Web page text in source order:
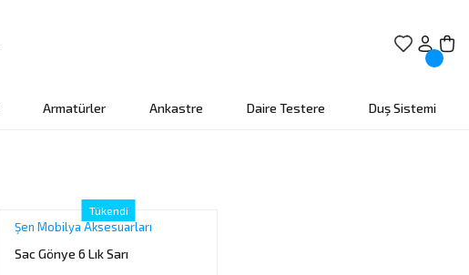
Armatürler Ankastre Daire Testere Duş Sistemi
Tükendi
Şen Mobilya Aksesuarları
Sac Gönye 6 Lık Sarı